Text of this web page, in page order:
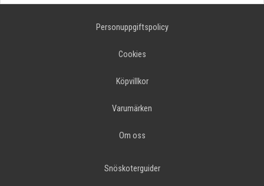
Personuppgiftspolicy
Cookies
Köpvillkor
Varumärken
Om oss
Snöskoterguider